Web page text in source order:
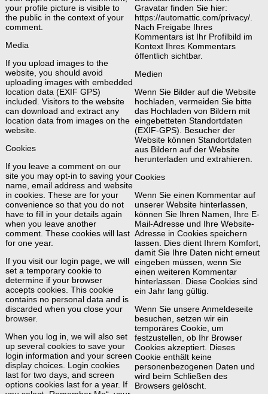
your profile picture is visible to
the public in the context of your
comment.
Media
If you upload images to the
website, you should avoid
uploading images with embedded
location data (EXIF GPS)
included. Visitors to the website
can download and extract any
location data from images on the
website.
Cookies
If you leave a comment on our
site you may opt-in to saving your
name, email address and website
in cookies. These are for your
convenience so that you do not
have to fill in your details again
when you leave another
comment. These cookies will last
for one year.
If you visit our login page, we will
set a temporary cookie to
determine if your browser
accepts cookies. This cookie
contains no personal data and is
discarded when you close your
browser.
When you log in, we will also set
up several cookies to save your
login information and your screen
display choices. Login cookies
last for two days, and screen
options cookies last for a year. If
Gravatar finden Sie hier:
https://automattic.com/privacy/.
Nach Freigabe Ihres
Kommentars ist Ihr Profilbild im
Kontext Ihres Kommentars
öffentlich sichtbar.
Medien
Wenn Sie Bilder auf die Website
hochladen, vermeiden Sie bitte
das Hochladen von Bildern mit
eingebetteten Standortdaten
(EXIF-GPS). Besucher der
Website können Standortdaten
aus Bildern auf der Website
herunterladen und extrahieren.
Cookies
Wenn Sie einen Kommentar auf
unserer Website hinterlassen,
können Sie Ihren Namen, Ihre E-
Mail-Adresse und Ihre Website-
Adresse in Cookies speichern
lassen. Dies dient Ihrem Komfort,
damit Sie Ihre Daten nicht erneut
eingeben müssen, wenn Sie
einen weiteren Kommentar
hinterlassen. Diese Cookies sind
ein Jahr lang gültig.
Wenn Sie unsere Anmeldeseite
besuchen, setzen wir ein
temporäres Cookie, um
festzustellen, ob Ihr Browser
Cookies akzeptiert. Dieses
Cookie enthält keine
personenbezogenen Daten und
wird beim Schließen des
Browsers gelöscht.